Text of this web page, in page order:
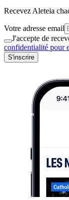
Recevez Aleteia
Votre adresse email
J'accepte de
confidentialité pour
S'inscrire